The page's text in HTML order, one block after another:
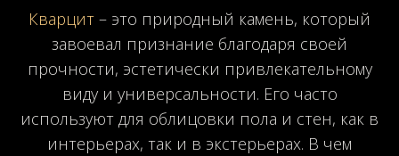
Кварцит – это природный камень, который
завоевал признание благодаря своей
прочности, эстетически привлекательному
виду и универсальности. Его часто
используют для облицовки пола и стен, как в
интерьерах, так и в экстерьерах. В чем